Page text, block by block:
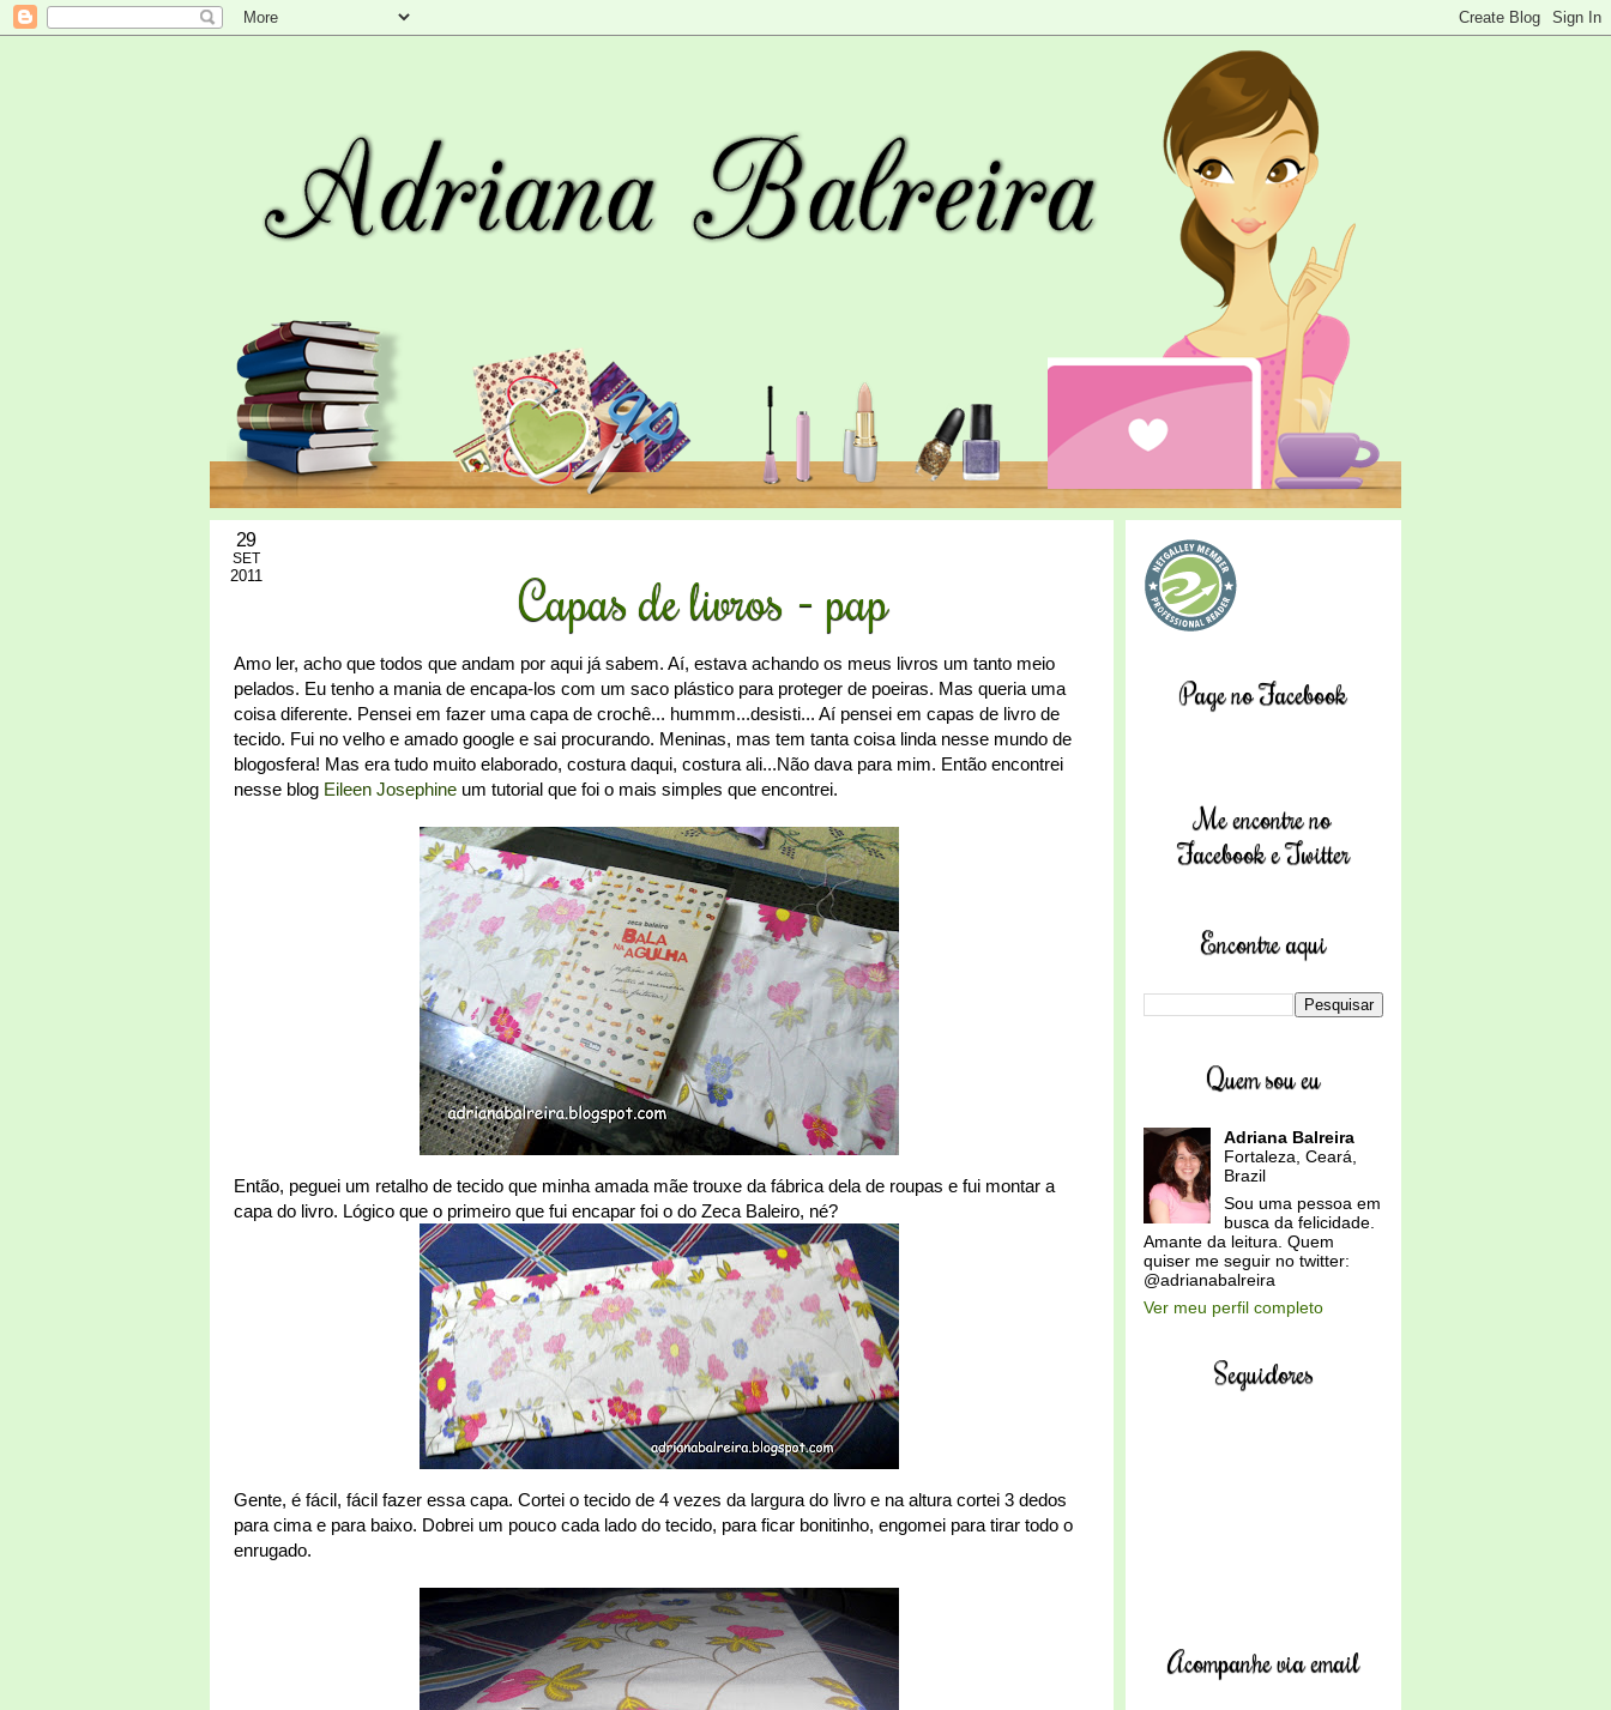
29
SET
2011 Capas de livros - pap
Amo ler, acho que todos que andam por aqui já sabem. Aí, estava achando os meus livros um tanto meio
pelados. Eu tenho a mania de encapa-los com um saco plástico para proteger de poeiras. Mas queria uma
coisa diferente. Pensei em fazer uma capa de crochê... hummm...desisti... Aí pensei em capas de livro de
tecido. Fui no velho e amado google e sai procurando. Meninas, mas tem tanta coisa linda nesse mundo de
blogosfera! Mas era tudo muito elaborado, costura daqui, costura ali...Não dava para mim. Então encontrei
nesse blog Eileen Josephine um tutorial que foi o mais simples que encontrei.
Então, peguei um retalho de tecido que minha amada mãe trouxe da fábrica dela de roupas e fui montar a
capa do livro. Lógico que o primeiro que fui encapar foi o do Zeca Baleiro, né?
Gente, é fácil, fácil fazer essa capa. Cortei o tecido de 4 vezes da largura do livro e na altura cortei 3 dedos
para cima e para baixo. Dobrei um pouco cada lado do tecido, para ficar bonitinho, engomei para tirar todo o
enrugado.
Page no Facebook
Me encontre no
Facebook e Twitter
Encontre aqui
Quem sou eu
Adriana Balreira
Fortaleza, Ceará,
Brazil
Sou uma pessoa em
busca da felicidade.
Amante da leitura. Quem
quiser me seguir no twitter:
@adrianabalreira
Ver meu perfil completo
Seguidores
Acompanhe via email